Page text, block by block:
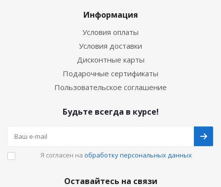
Информация
Условия оплаты
Условия доставки
Дисконтные карты
Подарочные сертификаты
Пользовательское соглашение
Будьте всегда в курсе!
Я согласен на обработку персональных данных
Оставайтесь на связи